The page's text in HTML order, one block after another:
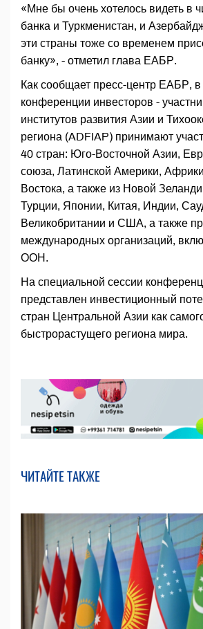
«Мне бы очень хотелось видеть в
банка и Туркменистан, и
эти страны тоже со временем
банку», - отметил глава ЕАБР.
Как сообщает пресс-центр ЕАБР,
конференции инвесторов -
институтов развития Азии и
региона (ADFIAP) принимают
40 стран: Юго-Восточной Азии,
союза, Латинской Америки,
Востока, а также из Новой
Турции, Японии, Китая, Индии,
Великобритании и США, а также
международных организаций,
ООН.
На специальной сессии
представлен инвестиционный
стран Центральной Азии как
быстрорастущего региона мира.
ЧИТАЙТЕ ТАКЖЕ